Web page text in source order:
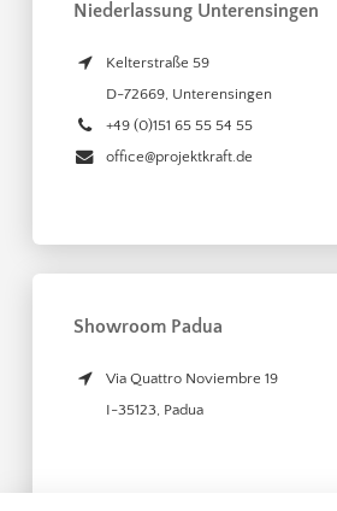
Niederlassung Unterensingen
Kelterstraße 59
D-72669, Unterensingen
+49 (0)151 65 55 54 55
office@projektkraft.de
Showroom Padua
Via Quattro Noviembre 19
I-35123, Padua